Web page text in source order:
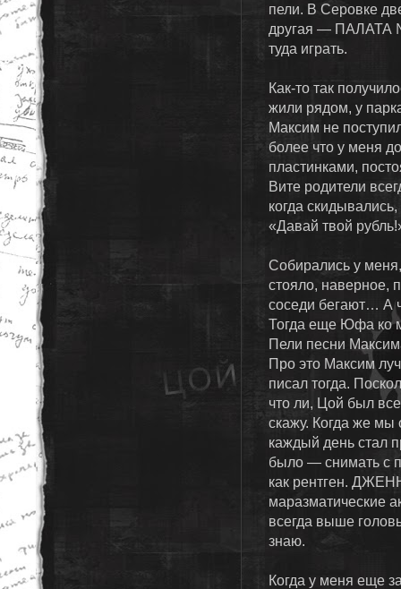
пели. В Серовке
другая — ПАЛАТА
туда играть.
Как-то так
жили рядом, у
Максим не
более что у меня
пластинками,
Вите родители
когда
«Давай твой
Собирались у
стояло, наверное,
соседи бегают… А
Тогда еще Юфа ко
Пели песни
Про это Максим
писал тогда.
что ли, Цой был
скажу. Когда же мы
каждый день стал
было — снимать с
как рентген.
маразматические
всегда выше
знаю.
Когда у меня еще